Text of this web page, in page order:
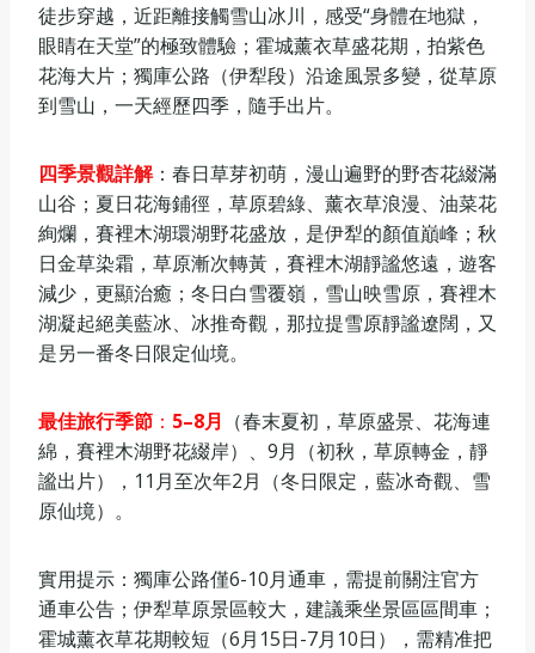
徒步穿越，近距離接觸雪山冰川，感受“身體在地獄，
眼睛在天堂”的極致體驗；霍城薰衣草盛花期，拍紫色
花海大片；獨庫公路（伊犁段）沿途風景多變，從草原
到雪山，一天經歷四季，隨手出片。
四季景觀詳解：春日草芽初萌，漫山遍野的野杏花綴滿
山谷；夏日花海鋪徑，草原碧綠、薰衣草浪漫、油菜花
絢爛，賽裡木湖環湖野花盛放，是伊犁的顏值巔峰；秋
日金草染霜，草原漸次轉黃，賽裡木湖靜謐悠遠，遊客
減少，更顯治癒；冬日白雪覆嶺，雪山映雪原，賽裡木
湖凝起絕美藍冰、冰推奇觀，那拉提雪原靜謐遼闊，又
是另一番冬日限定仙境。
最佳旅行季節 ： 5–8月 （春末夏初，草原盛景、花海連
綿，賽裡木湖野花綴岸）、9月（初秋，草原轉金，靜
謐出片），11月至次年2月（冬日限定，藍冰奇觀、雪
原仙境）。
實用提示：獨庫公路僅6-10月通車，需提前關注官方
通車公告；伊犁草原景區較大，建議乘坐景區區間車；
霍城薰衣草花期較短（6月15日-7月10日），需精准把